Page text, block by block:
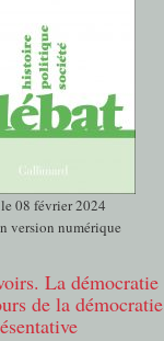
08 février 2024
version numérique
La démocratie
de la démocratie